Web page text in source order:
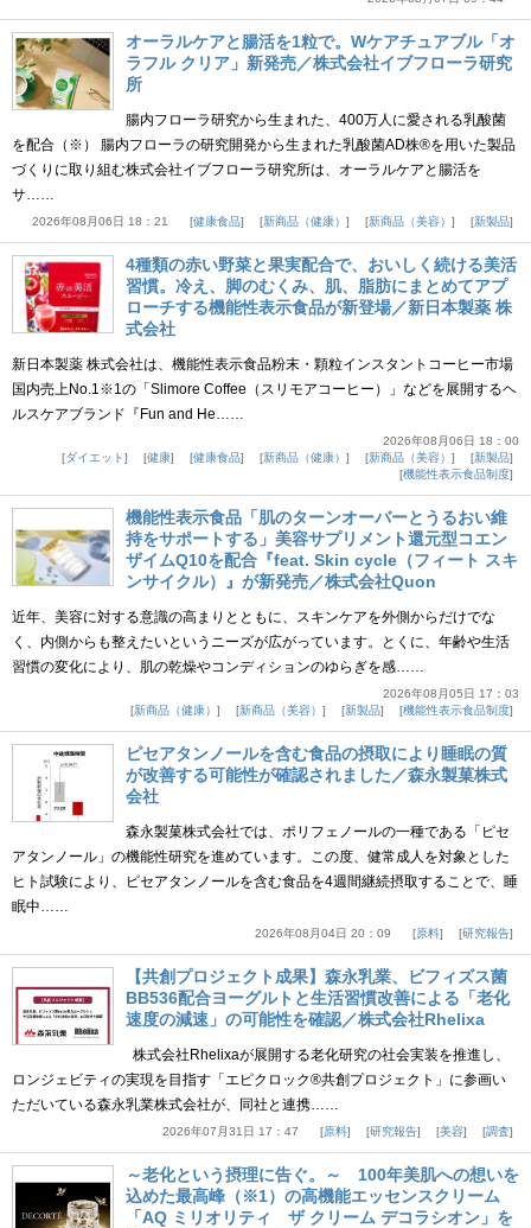
オーラルケアと腸活を1粒で。Wケアチュアブル「オ
ラフル クリア」新発売／株式会社イブフローラ研究
所
腸内フローラ研究から生まれた、400万人に愛される乳酸菌
を配合（※） 腸内フローラの研究開発から生まれた乳酸菌AD株®を用いた製品
づくりに取り組む株式会社イブフローラ研究所は、オーラルケアと腸活を
サ……
2026年08月06日 18：21 健康食品 新商品（健康） 新商品（美容） 新製品
4種類の赤い野菜と果実配合で、おいしく続ける美活
習慣。冷え、脚のむくみ、肌、脂肪にまとめてアプ
ローチする機能性表示食品が新登場／新日本製薬 株
式会社
新日本製薬 株式会社は、機能性表示食品粉末・顆粒インスタントコーヒー市場
国内売上No.1※1の「Slimore Coffee（スリモアコーヒー）」などを展開するヘ
ルスケアブランド『Fun and He……
2026年08月06日 18：00
ダイエット
健康 健康食品 新商品（健康） 新商品（美容）
新製品
機能性表示食品制度
機能性表示食品「肌のターンオーバーとうるおい維
持をサポートする」美容サプリメント還元型コエン
ザイムQ10を配合『feat. Skin cycle（フィート スキ
ンサイクル）』が新発売／株式会社Quon
近年、美容に対する意識の高まりとともに、スキンケアを外側からだけでな
く、内側からも整えたいというニーズが広がっています。とくに、年齢や生活
習慣の変化により、肌の乾燥やコンディションのゆらぎを感……
2026年08月05日 17：03
新商品（健康）
新商品（美容） 新製品 機能性表示食品制度
ピセアタンノールを含む食品の摂取により睡眠の質
が改善する可能性が確認されました／森永製菓株式
会社
森永製菓株式会社では、ポリフェノールの一種である「ピセ
アタンノール」の機能性研究を進めています。この度、健常成人を対象とした
ヒト試験により、ピセアタンノールを含む食品を4週間継続摂取することで、睡
眠中……
2026年08月04日 20：09 原料 研究報告
【共創プロジェクト成果】森永乳業、ビフィズス菌
BB536配合ヨーグルトと生活習慣改善による「老化
速度の減速」の可能性を確認／株式会社Rhelixa
株式会社Rhelixaが展開する老化研究の社会実装を推進し、
ロンジェビティの実現を目指す「エピクロック®共創プロジェクト」に参画い
ただいている森永乳業株式会社が、同社と連携……
2026年07月31日 17：47 原料 研究報告 美容 調査
～老化という摂理に告ぐ。～ 100年美肌への想いを
込めた最高峰（※1）の高機能エッセンスクリーム
「AQ ミリオリティ ザ クリーム デコラシオン」を